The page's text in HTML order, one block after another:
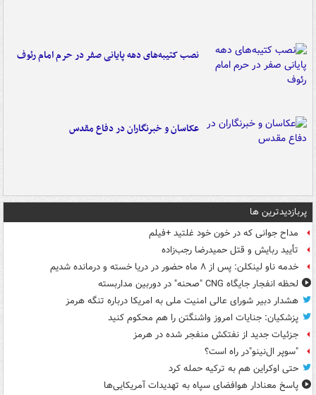
نصب کتیبه‌های دهه پایانی صفر در حرم امام رئوف
عکاسان و خبرنگاران در دفاع مقدس
پربازدیدترین ها
مداح جوانی که در خون خود غلتید +فیلم
تأیید ربایش و قتل حمیدرضا رجب‌زاده
خدمه ناو لینکلن: پس از ۸ ماه حضور در دریا خسته و درمانده‌ شدیم
لحظه انفجار جایگاه CNG "صحنه" در دوربین مداربسته
هشدار دبیر شورای عالی امنیت ملی به امریکا درباره تنگه هرمز
پزشکیان: جنایات امروز واشنگتن را هم محکوم کنید
جزئیات جدید از نفتکش منفجر شده در هرمز
"سوپر ال‌نینو"در راه است؟
حتی اوکراین هم به ترکیه حمله کرد
پاسخ معنادار هوافضای سپاه به تهدیدات آمریکایی‌ها